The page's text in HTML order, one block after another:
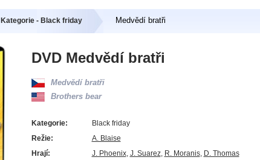
Kategorie - Black friday Medvědí bratři
DVD Medvědí bratři
Medvědí bratři
Brothers bear
Kategorie:
Black friday
Režie:
A. Blaise
Hrají:
J. Phoenix, J. Suarez, R. Moranis, D. Thomas